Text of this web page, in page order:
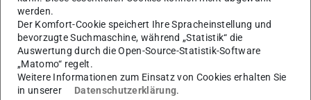
OpenLDAP umgestellt.
Die Umstellung erfolgt transparent und ohne Änderung
der bestehenden Endpunkte. Inhalte sowie
Berechtigungen der Dienste auf Basis von TU-IDs und
IDM-Gruppen bleiben vollständig erhalten. Es sind daher
werden.
Der Komfort-Cookie speichert Ihre Spracheinstellung und
bevorzugte Suchmaschine, während „Statistik“ die
Auswertung durch die Open-Source-Statistik-Software
„Matomo“ regelt.
Weitere Informationen zum Einsatz von Cookies erhalten Sie
in unserer
Datenschutzerklärung.